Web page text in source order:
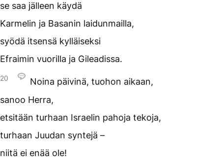
se saa jälleen käydä
Karmelin ja Basanin laidunmailla,
syödä itsensä kylläiseksi
Efraimin vuorilla ja Gileadissa.
20
Noina päivinä, tuohon aikaan,
sanoo Herra,
etsitään turhaan Israelin pahoja tekoja,
turhaan Juudan syntejä –
niitä ei enää ole!